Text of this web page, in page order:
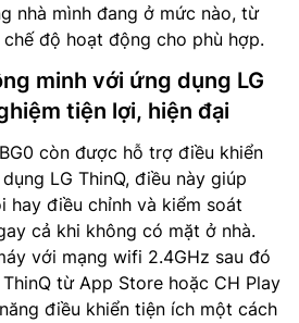
nhà mình đang ở mức nào, từ
độ hoạt động cho phù hợp.
minh với ứng dụng LG
tiện lợi, hiện đại
còn được hỗ trợ điều khiển
LG ThinQ, điều này giúp
hay điều chỉnh và kiểm soát
cả khi không có mặt ở nhà.
với mạng wifi 2.4GHz sau đó
từ App Store hoặc CH Play
điều khiển tiện ích một cách